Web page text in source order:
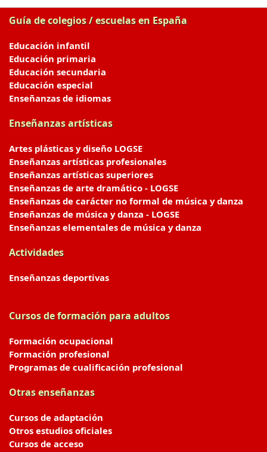
Guía de colegios / escuelas en España
Educación infantil
Educación primaria
Educación secundaria
Educación especial
Enseñanzas de idiomas
Enseñanzas artísticas
Artes plásticas y diseño LOGSE
Enseñanzas artísticas profesionales
Enseñanzas artísticas superiores
Enseñanzas de arte dramático - LOGSE
Enseñanzas de carácter no formal de música y danza
Enseñanzas de música y danza - LOGSE
Enseñanzas elementales de música y danza
Actividades
Enseñanzas deportivas
Cursos de formación para adultos
Formación ocupacional
Formación profesional
Programas de cualificación profesional
Otras enseñanzas
Cursos de adaptación
Otros estudios oficiales
Cursos de acceso